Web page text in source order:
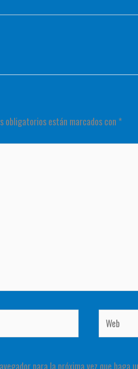
obligatorios están marcados con *
Web
para la próxima vez que haga